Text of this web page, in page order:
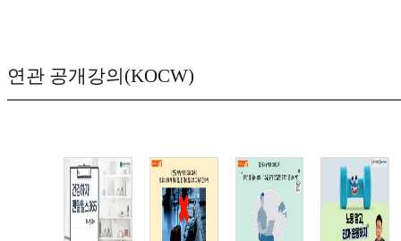
연관 공개강의(KOCW)